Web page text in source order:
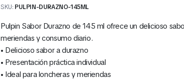
SKU: PULPIN-DURAZNO-145ML
Pulpin Sabor Durazno de 145 ml ofrece un delicioso
meriendas y consumo diario.
• Delicioso sabor a durazno
• Presentación práctica individual
• Ideal para loncheras y meriendas